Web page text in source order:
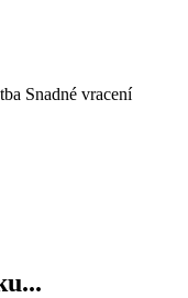
Snadné vracení